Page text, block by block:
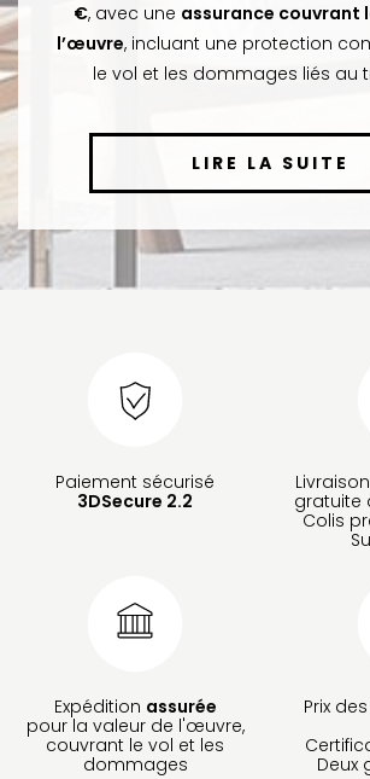
€, avec une assurance couvrant
l’œuvre, incluant une protection
le vol et les dommages liés au
LIRE LA SUITE
Paiement sécurisé
3DSecure 2.2
gratuite
Colis
Expédition assurée
pour la valeur de l'œuvre,
couvrant le vol et les
dommages
Prix
Deux